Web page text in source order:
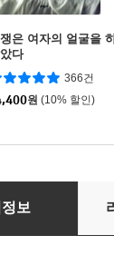
은 여자의 얼굴을
다
366건
원 (10% 할인)
계와 상속 증여세
보